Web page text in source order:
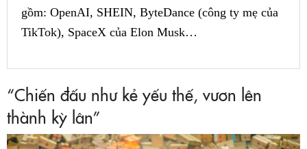
gồm: OpenAI, SHEIN, ByteDance (công ty mẹ của
TikTok), SpaceX của Elon Musk…
“Chiến đấu như kẻ yếu thế, vươn lên
thành kỳ lân”